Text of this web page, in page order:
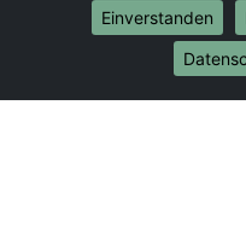
Umzug von Freiburg
Umzug von Freiburg
Umzug von Freiburg
Einverstanden